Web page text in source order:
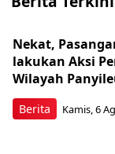
Berita
Nekat,
lakukan Aksi
Wilayah
Kamis, 6